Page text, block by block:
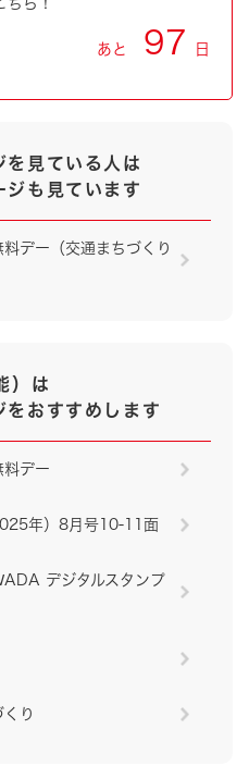
ちら！
あと 97 日
を見ている人は
ジも見ています
デー（交通まちづくり
）は
をおすすめします
料デー
年）8月号10-11面
デジタルスタンプ
り